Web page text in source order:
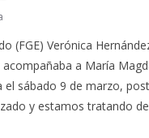
(FGE) Verónica
a María
el sábado 9 de marzo,
y estamos tratando